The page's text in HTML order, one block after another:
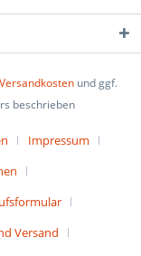
Versandkosten und ggf.
beschrieben
Impressum
Versand